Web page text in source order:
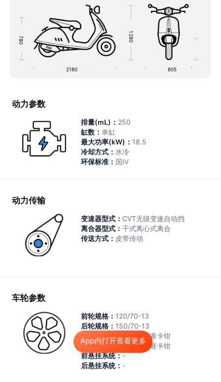
App内打开查看更多
7
8
0
2180 805
1
2
8
0
动力参数
排量(mL)： 250
缸数： 单缸
最大功率(kW)： 18.5
冷却方式： 水冷
环保标准： 国Ⅳ
动力传输
变速器型式： CVT无级变速自动挡
离合器型式： 干式离心式离合
传送方式： 皮带传动
车轮参数
前轮规格： 120/70-13
后轮规格： 150/70-13
前制动系统： 单碟三活塞卡钳
后制动系统：单碟双活塞卡钳
前悬挂系统：-
后悬挂系统： -